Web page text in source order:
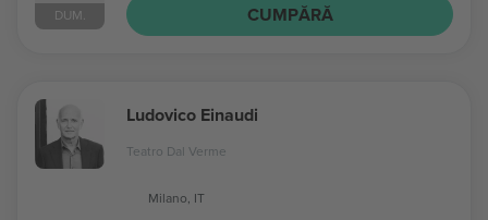
DUM.
CUMPĂRĂ
Ludovico Einaudi
Teatro Dal Verme
Milano, IT